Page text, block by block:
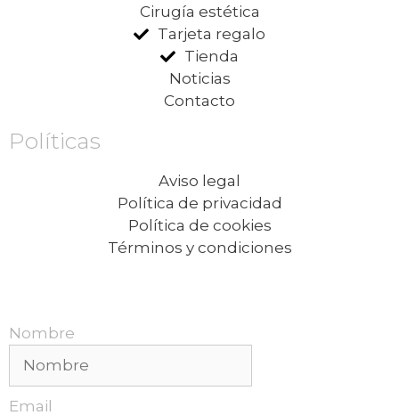
Cirugía estética
Tarjeta regalo
Tienda
Noticias
Contacto
Políticas
Aviso legal
Política de privacidad
Política de cookies
Términos y condiciones
Nombre
Email